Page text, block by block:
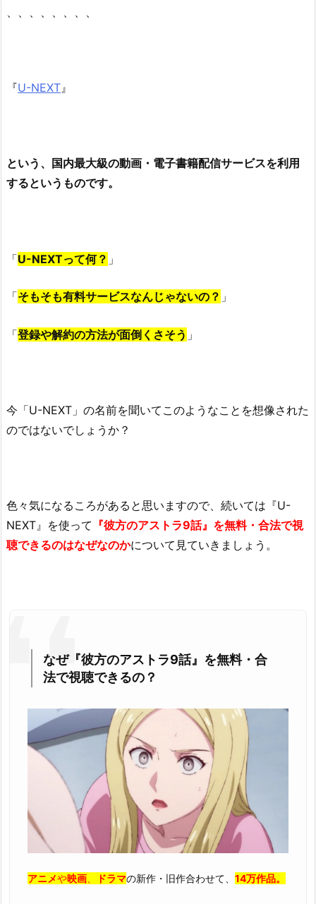
、、、、、、、、
『U-NEXT』
という、国内最大級の動画・電子書籍配信サービスを利用
するというものです。
「U-NEXTって何？ 」
「そもそも有料サービスなんじゃないの？ 」
「登録や解約の方法が面倒くさそう 」
今「U-NEXT」の名前を聞いてこのようなことを想像された
のではないでしょうか？
色々気になるころがあると思いますので、続いては 『U-
NEXT』を使って 『彼方のアストラ9話』を無料・合法で視
聴できるのはなぜなのかについて見ていきましょう。
なぜ『彼方のアストラ9話』を無料・合
法で視聴できるの？
アニメや映画 ドラマの新作・旧作合わせて、 14万作品。